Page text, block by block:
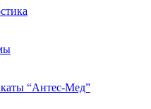
“Антес-Мед”